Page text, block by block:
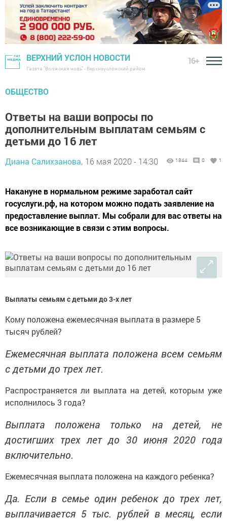
ВЕРХНИЙ УСЛОН НОВОСТИ
Газета "Волжская новь" - Верхнеуслонский район
16+
ОБЩЕСТВО
Ответы на ваши вопросы по
дополнительным выплатам семьям с
детьми до 16 лет
Диана Салихзанова, 16 мая 2020 - 14:30 1844 0 1
Накануне в нормальном режиме заработал сайт
госуслуги.рф, на котором можно подать заявление на
предоставление выплат. Мы собрали для вас ответы на
все возникающие в связи с этим вопросы.
Выплаты семьям с детьми до 3-х лет
Кому положена ежемесячная выплата в размере 5
тысяч рублей?
Ежемесячная выплата положена всем семьям
с детьми до трех лет.
Распространяется ли выплата на детей, которым уже
исполнилось 3 года?
Выплата положена только на детей, не
достигших трех лет до 30 июня 2020 года
включительно.
Ежемесячная выплата положена на каждого ребенка?
Да. Если в семье один ребенок до трех лет,
выплачивается 5 тыс. рублей в месяц, если